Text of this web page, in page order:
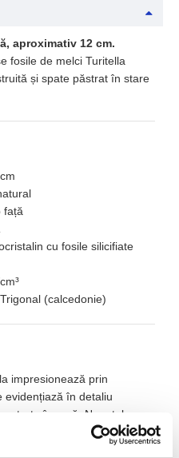
aproximativ 12 cm.
fosile de melci Turitella
și spate păstrat în stare
față
cu fosile silicifiate
Trigonal (calcedonie)
impresionează prin
evidențiază în detaliu
în rocă. Nuanțele
creează un contrast
fost păstrată brută, oferind